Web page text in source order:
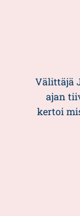
Välittäjä
ajan
kertoi